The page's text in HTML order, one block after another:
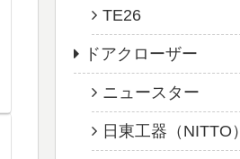
TE26
ドアクローザー
ニュースター
日東工器（NITTO）